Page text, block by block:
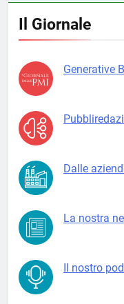
Il Giornale
Generative
Dalle
La nostra
Il nostro